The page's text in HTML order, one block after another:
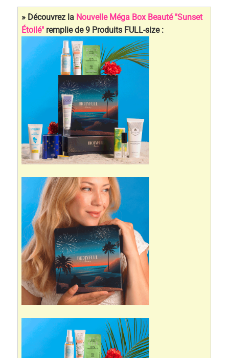
» Découvrez la Nouvelle Méga Box Beauté "Sunset
Étoilé" remplie de 9 Produits FULL-size :